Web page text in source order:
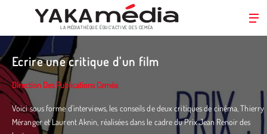
Aller
au
contenu
principal
LA MÉDIATHÈQUE ÉDUC’ACTIVE DES CEMÉA
Ecrire une critique d'un film
Direction Des Publications Ceméa
Voici sous forme d'interviews, les conseils de deux critiques de cinéma, Thierry
Méranger et Laurent Aknin, réalisées dans le cadre du Prix Jean Renoir des